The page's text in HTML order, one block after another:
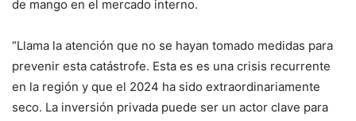
de mango en el mercado interno.
“Llama la atención que no se hayan tomado medidas para
prevenir esta catástrofe. Esta es es una crisis recurrente
en la región y que el 2024 ha sido extraordinariamente
seco. La inversión privada puede ser un actor clave para